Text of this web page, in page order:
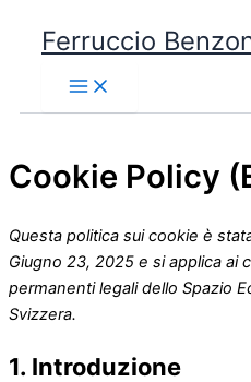
Ferruccio
Main
Menu
Cookie Policy
Questa politica sui cookie è
Giugno 23, 2025 e si applica ai
permanenti legali dello Spazio
Svizzera.
1. Introduzione